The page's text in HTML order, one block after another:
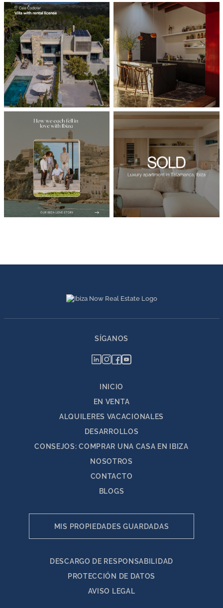
INICIO
EN VENTA
ALQUILERES VACACIONALES
DESARROLLOS
CONSEJOS: COMPRAR UNA CASA EN IBIZA
NOSOTROS
CONTACTO
BLOGS
MIS PROPIEDADES GUARDADAS
DESCARGO DE RESPONSABILIDAD
PROTECCIÓN DE DATOS
AVISO LEGAL
SÍGANOS